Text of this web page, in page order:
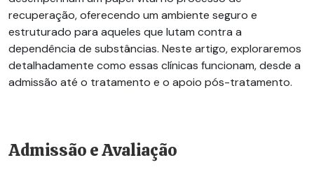
recuperação, oferecendo um ambiente seguro e
estruturado para aqueles que lutam contra a
dependência de substâncias. Neste artigo, exploraremos
detalhadamente como essas clínicas funcionam, desde a
admissão até o tratamento e o apoio pós-tratamento.
Admissão e Avaliação